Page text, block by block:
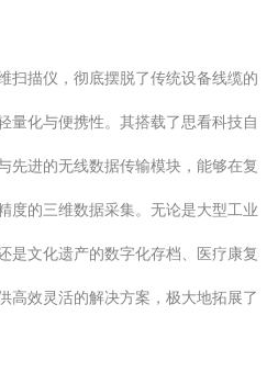
扫描仪，彻底摆脱了传统设备线缆的
量化与便携性。其搭载了思看科技自
先进的无线数据传输模块，能够在复
度的三维数据采集。无论是大型工业
是文化遗产的数字化存档、医疗康复
高效灵活的解决方案，极大地拓展了